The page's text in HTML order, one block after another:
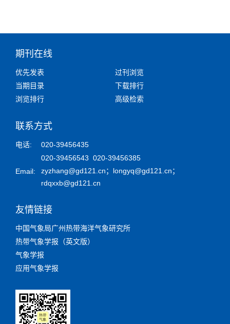
期刊在线
优先发表
过刊浏览
当期目录
下载排行
浏览排行
高级检索
联系方式
电话:
020-39456435
020-39456543 020-39456385
Email:
zyzhang@gd121.cn； longyq@gd121.cn；
rdqxxb@gd121.cn
友情链接
中国气象局广州热带海洋气象研究所
热带气象学报（英文版）
气象学报
应用气象学报